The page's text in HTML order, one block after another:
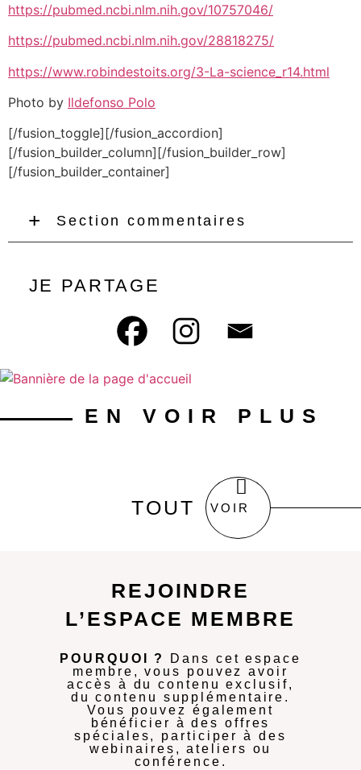
https://pubmed.ncbi.nlm.nih.gov/10757046/
https://pubmed.ncbi.nlm.nih.gov/28818275/
https://www.robindestoits.org/3-La-science_r14.html
Photo by Ildefonso Polo
[/fusion_toggle][/fusion_accordion]
[/fusion_builder_column][/fusion_builder_row]
[/fusion_builder_container]
Section commentaires
JE PARTAGE
EN VOIR PLUS
TOUT VOIR
REJOINDRE
L’ESPACE MEMBRE
POURQUOI ?
Dans cet espace
membre, vous pouvez avoir
accès à du contenu exclusif,
du contenu supplémentaire.
Vous pouvez également
bénéficier à des offres
spéciales, participer à des
webinaires, ateliers ou
conférence.